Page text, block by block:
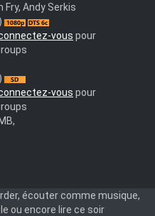
Andy Serkis
)
vous pour
)
vous pour
écouter comme musique,
ou encore lire ce soir